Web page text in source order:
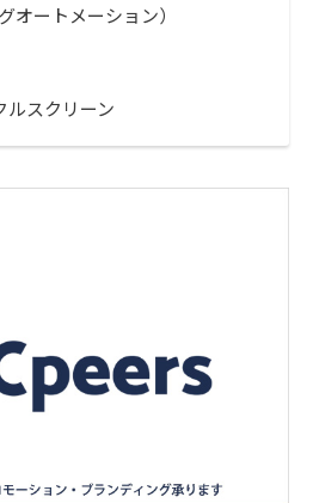
オートメーション）
ルスクリーン